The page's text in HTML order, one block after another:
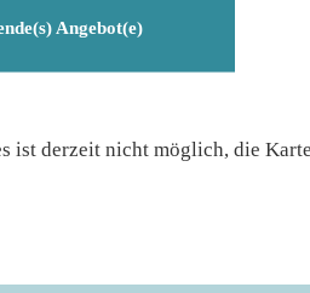
Angebot(e)
ist derzeit nicht möglich, die